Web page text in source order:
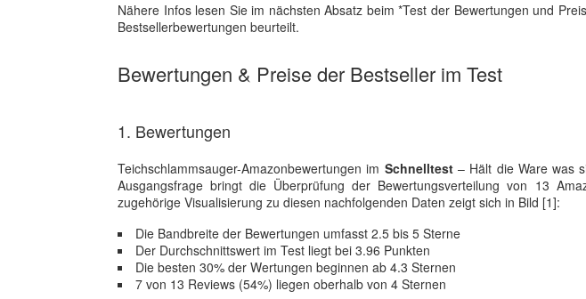
Nähere Infos lesen Sie im nächsten Absatz beim *Test der Bewertungen und
Bestsellerbewertungen beurteilt.
Bewertungen & Preise der Bestseller im Test
1. Bewertungen
Teichschlammsauger-Amazonbewertungen im Schnelltest– Hält die Ware was
Ausgangsfrage bringt die Überprüfung der Bewertungsverteilung von 13
zugehörige Visualisierung zu diesen nachfolgenden Daten zeigt sich in Bild [1]:
Die Bandbreite der Bewertungen umfasst 2.5 bis 5 Sterne
Der Durchschnittswert im Test liegt bei 3.96 Punkten
Die besten 30% der Wertungen beginnen ab 4.3 Sternen
7 von 13 Reviews (54%) liegen oberhalb von 4 Sternen